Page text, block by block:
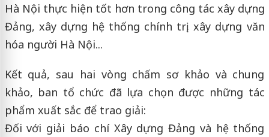
Hà Nội thực hiện tốt hơn trong công tác xây dựng
Đảng, xây dựng hệ thống chính trị, xây dựng văn
hóa người Hà Nội...
Kết quả, sau hai vòng chấm sơ khảo và chung
khảo, ban tổ chức đã lựa chọn được những tác
phẩm xuất sắc để trao giải:
Đối với giải báo chí Xây dựng Đảng và hệ thống